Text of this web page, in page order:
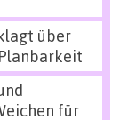
über
für